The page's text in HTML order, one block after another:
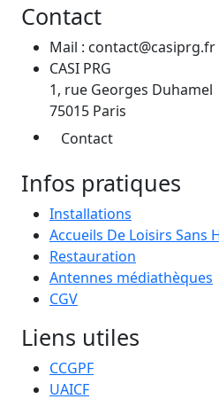
Contact
Mail : contact@casiprg.fr
CASI PRG
1, rue Georges Duhamel
75015 Paris
Contact
Infos pratiques
Installations
Accueils De Loisirs Sans
Restauration
Antennes médiathèques
CGV
Liens utiles
CCGPF
UAICF